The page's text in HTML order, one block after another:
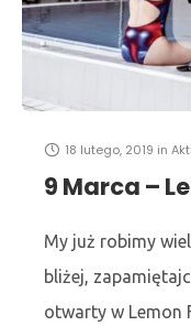
18 lutego, 2019 in
9 Marca –
My już robimy
bliżej,
otwarty w Lemon